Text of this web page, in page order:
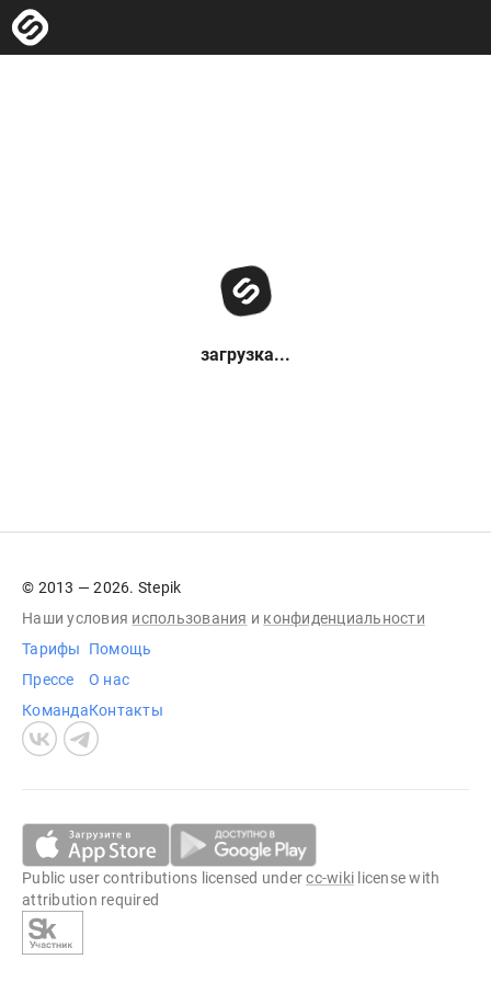
загрузка...
© 2013 — 2026. Stepik
Наши условия использования и конфиденциальности
Тарифы
Прессе
Команда
Помощь
О нас
Контакты
Public user contributions licensed undercc-wiki license with
attribution required